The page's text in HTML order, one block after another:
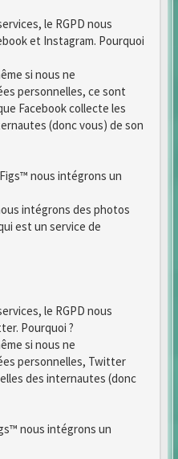
le RGPD nous
et Instagram. Pourquoi
si nous ne
personnelles, ce sont
Facebook collecte les
(donc vous) de son
nous intégrons un
intégrons des photos
est un service de
le RGPD nous
Pourquoi ?
si nous ne
personnelles, Twitter
des internautes (donc
nous intégrons un